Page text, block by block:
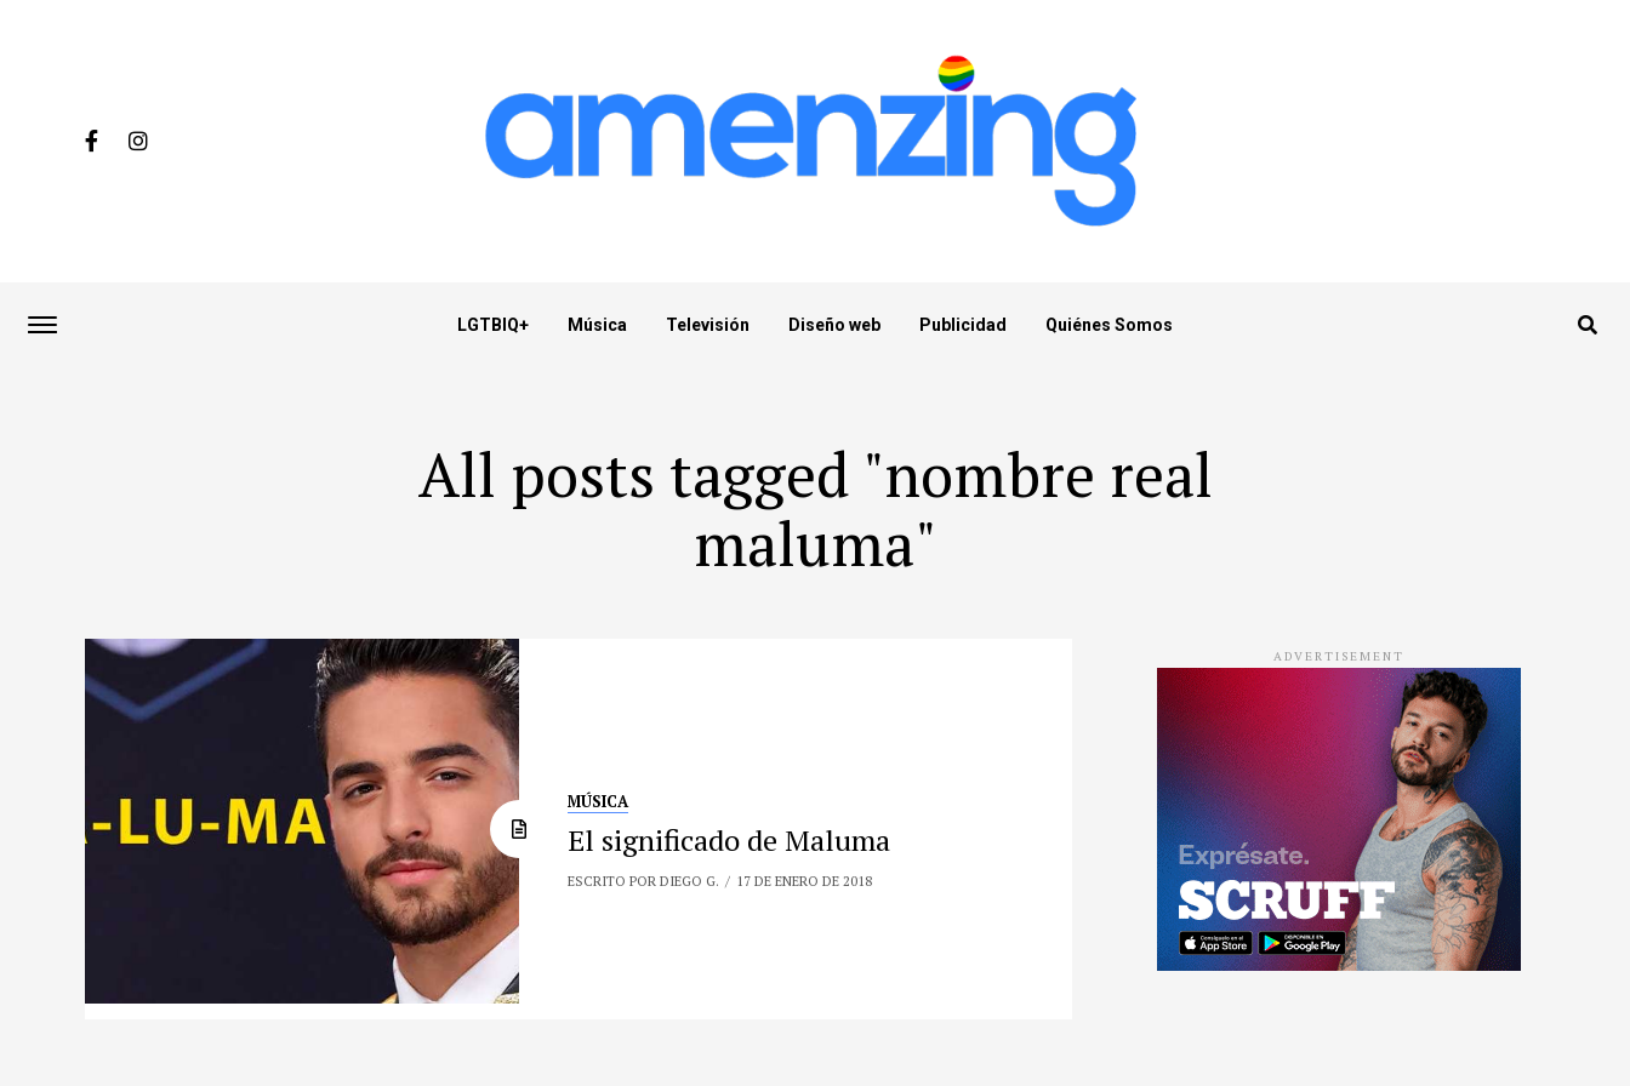
LGTBIQ+ Música Televisión Diseño web Publicidad Quiénes Somos
All posts tagged "nombre real
maluma"
MÚSICA
El significado de Maluma
ESCRITO POR DIEGO G. 17 DE ENERO DE 2018
ADVERTISEMENT